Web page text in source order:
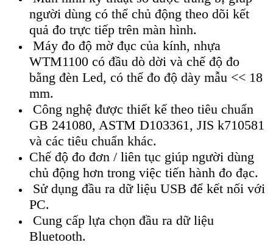
người dùng có thể chủ động theo dõi kết
quả đo trực tiếp trên màn hình.
Máy đo độ mờ đục của kính, nhựa
WTM1100 có đầu dò dời và chế độ đo
bằng đèn Led, có thể đo độ dày mẫu << 18
mm.
Công nghệ được thiết kế theo tiêu chuẩn
GB 241080, ASTM D103361, JIS k710581
và các tiêu chuẩn khác.
Chế độ đo đơn / liên tục giúp người dùng
chủ động hơn trong việc tiến hành đo đạc.
Sử dụng đầu ra dữ liệu USB để kết nối với
PC.
Cung cấp lựa chọn đầu ra dữ liệu
Bluetooth.